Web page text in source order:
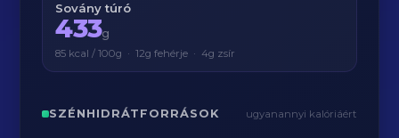
Sovány túró
433g
85 kcal / 100g · 12g fehérje · 4g zsír
SZÉNHIDRÁTFORRÁSOK ugyanannyi kalóriáért